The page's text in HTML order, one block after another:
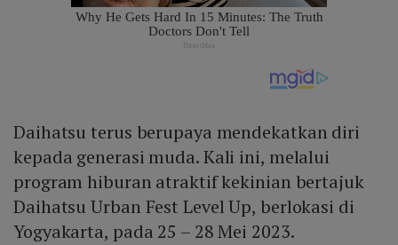
Daihatsu terus berupaya mendekatkan diri
kepada generasi muda. Kali ini, melalui
program hiburan atraktif kekinian bertajuk
Daihatsu Urban Fest Level Up, berlokasi di
Yogyakarta, pada 25 – 28 Mei 2023.